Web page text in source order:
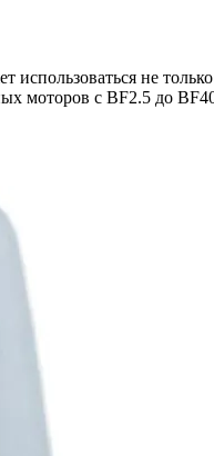
не
моторов с BF2.5 до